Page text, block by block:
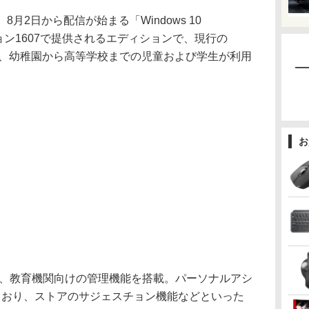
月2日から配信が始まる「Windows 10
1607で提供されるエディションで、現行の
幼稚園から高等学校までの児童および学生が利用
育機関向けの管理機能を搭載。パーソナルアシ
り、ストアのサジェスチョン機能などといった